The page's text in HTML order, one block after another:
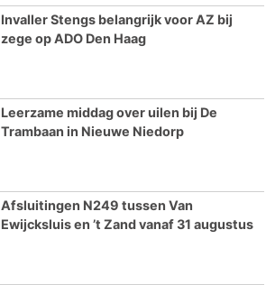
Invaller Stengs belangrijk voor AZ bij
zege op ADO Den Haag
Leerzame middag over uilen bij De
Trambaan in Nieuwe Niedorp
Afsluitingen N249 tussen Van
Ewijcksluis en ’t Zand vanaf 31 augustus